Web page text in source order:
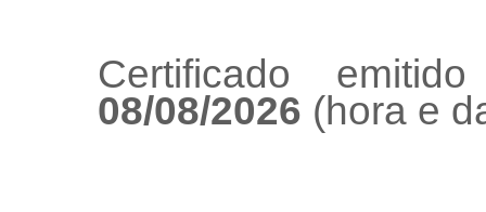
Certificado
08/08/2026 (hora e